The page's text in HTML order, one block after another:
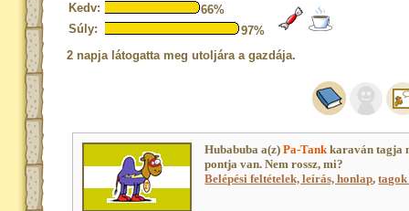
Kedv:
66%
Súly:
97%
2 napja látogatta meg utoljára a gazdája.
Hubabuba a(z)Pa-Tankkaraván tagja
pontja van. Nem rossz, mi?
Belépési feltételek, leírás, honlap,